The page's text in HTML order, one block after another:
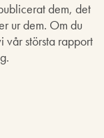
dem, det
ur dem. Om du
vår största rapport